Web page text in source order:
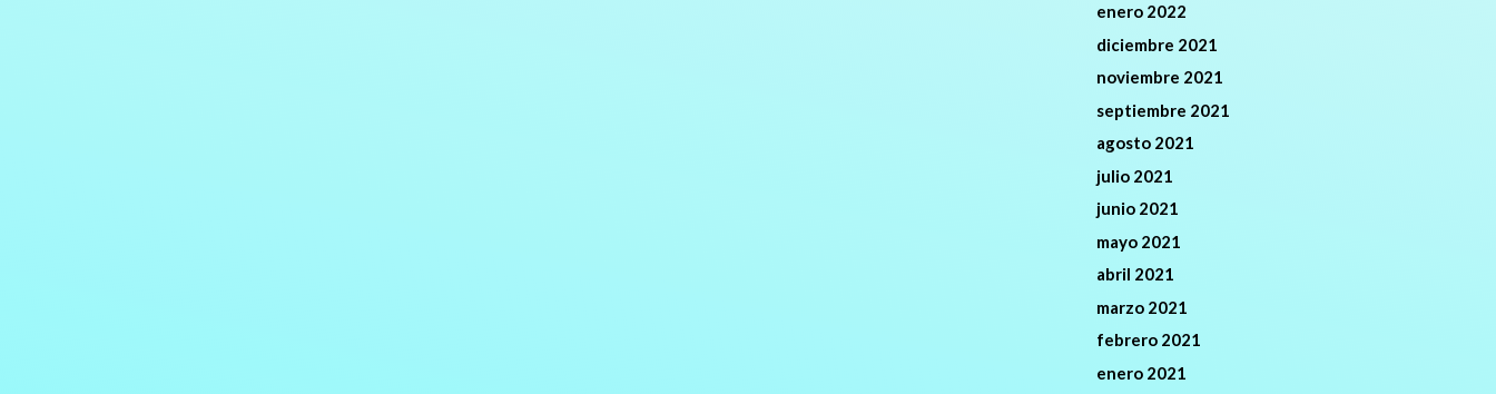
enero 2022
diciembre 2021
noviembre 2021
septiembre 2021
agosto 2021
julio 2021
junio 2021
mayo 2021
abril 2021
marzo 2021
febrero 2021
enero 2021